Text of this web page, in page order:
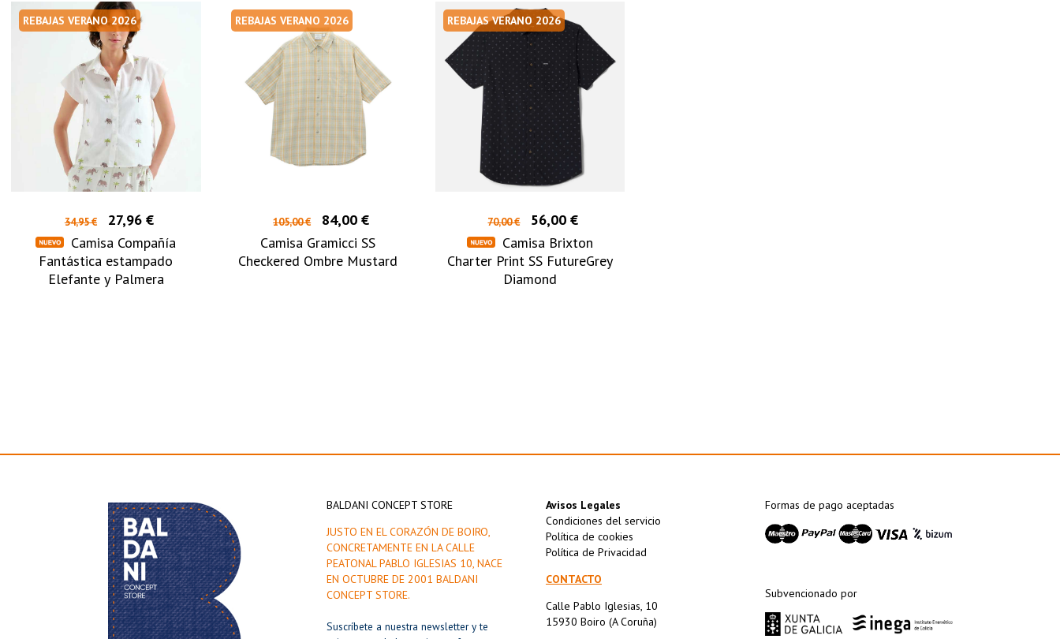
REBAJAS VERANO 2026
34,95 €
27,96 €
Camisa Compañía
Fantástica estampado
Elefante y Palmera
REBAJAS VERANO 2026
105,00 €
84,00 €
Camisa Gramicci SS
Checkered Ombre Mustard
REBAJAS VERANO 2026
70,00 €
56,00 €
Camisa Brixton
Charter Print SS FutureGrey
Diamond
BALDANI CONCEPT STORE
JUSTO EN EL CORAZÓN DE BOIRO,
CONCRETAMENTE EN LA CALLE
PEATONAL PABLO IGLESIAS 10, NACE
EN OCTUBRE DE 2001 BALDANI
CONCEPT STORE.
Suscríbete a nuestra newsletter y te
Avisos Legales
Condiciones del servicio
Política de cookies
Política de Privacidad
CONTACTO
Calle Pablo Iglesias, 10
15930 Boiro (A Coruña)
Formas de pago aceptadas
Subvencionado por